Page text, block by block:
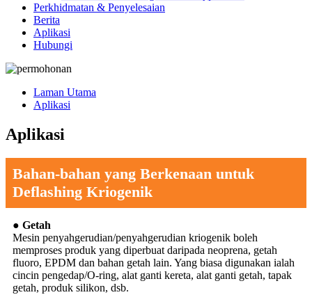
Perkhidmatan & Penyelesaian
Berita
Aplikasi
Hubungi
Laman Utama
Aplikasi
Aplikasi
Bahan-bahan yang Berkenaan untuk
Deflashing Kriogenik
● Getah
Mesin penyahgerudian/penyahgerudian kriogenik boleh
memproses produk yang diperbuat daripada neoprena, getah
fluoro, EPDM dan bahan getah lain. Yang biasa digunakan ialah
cincin pengedap/O-ring, alat ganti kereta, alat ganti getah, tapak
getah, produk silikon, dsb.